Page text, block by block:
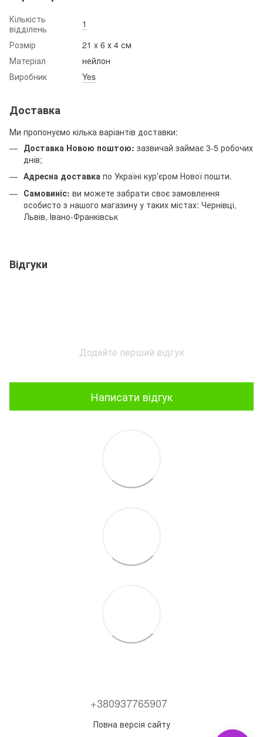
Кількість
відділень
1
Розмір
21 x 6 х 4 см
Матеріал
нейлон
Виробник
Yes
Доставка
Ми пропонуємо кілька варіантів доставки:
Доставка Новою поштою: зазвичай займає 3-5 робочих
днів;
Адресна доставка по Україні курʼєром Нової пошти.
Самовиніс: ви можете забрати своє замовлення
особисто з нашого магазину у таких містах: Чернівці,
Львів, Івано-Франківськ
Відгуки
Додайте перший відгук
Написати відгук
+380937765907
Повна версія сайту